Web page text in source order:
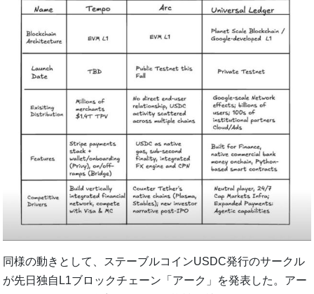
同様の動きとして、ステーブルコインUSDC発行のサークル
が先日独自L1ブロックチェーン「アーク」を発表した。アー